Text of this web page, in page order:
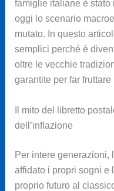
famiglie italiane è stato
oggi lo scenario
mutato. In questo
semplici perché è
oltre le vecchie
garantite per far
Il mito del libretto
dell’inflazione
Per intere
affidato i propri sogni e
proprio futuro al